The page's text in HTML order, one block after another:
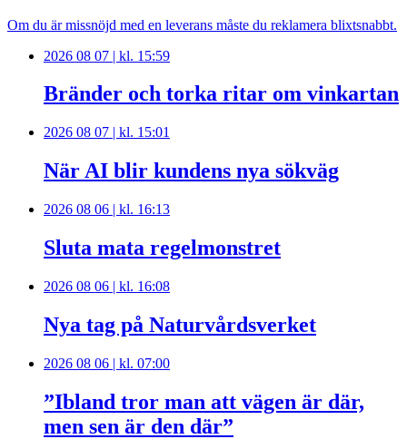
Om du är missnöjd med en leverans måste du reklamera blixtsnabbt.
2026 08 07 | kl. 15:59
Bränder och torka ritar om vinkartan
2026 08 07 | kl. 15:01
När AI blir kundens nya sökväg
2026 08 06 | kl. 16:13
Sluta mata regelmonstret
2026 08 06 | kl. 16:08
Nya tag på Naturvårdsverket
2026 08 06 | kl. 07:00
”Ibland tror man att vägen är där,
men sen är den där”